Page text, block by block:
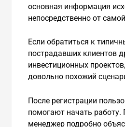
основная информация
непосредственно от
Если обратиться к
пострадавших клиентов
инвестиционных
довольно похожий
После регистрации
помогают начать работу.
менеджер подробно